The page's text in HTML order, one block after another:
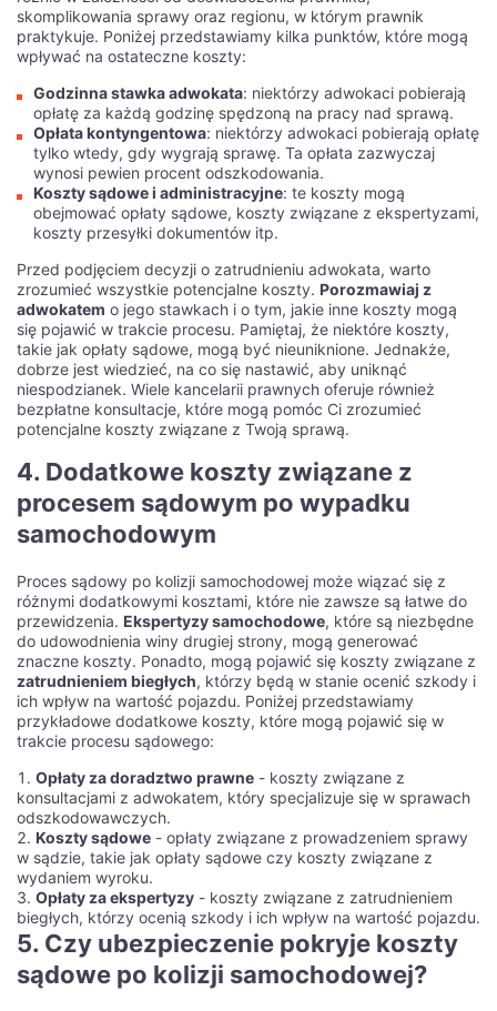
skomplikowania sprawy oraz regionu, w którym prawnik
praktykuje. Poniżej przedstawiamy kilka punktów, które mogą
wpływać na ostateczne koszty:
Godzinna stawka adwokata: niektórzy adwokaci pobierają
opłatę za każdą godzinę spędzoną na pracy nad sprawą.
Opłata kontyngentowa: niektórzy adwokaci pobierają opłatę
tylko wtedy, gdy wygrają sprawę. Ta opłata zazwyczaj
wynosi pewien procent odszkodowania.
Koszty sądowe i administracyjne: te koszty mogą
obejmować opłaty sądowe, koszty związane z ekspertyzami,
koszty przesyłki dokumentów itp.
Przed podjęciem decyzji o zatrudnieniu adwokata, warto
zrozumieć wszystkie potencjalne koszty. Porozmawiaj z
adwokatem o jego stawkach i o tym, jakie inne koszty mogą
się pojawić w trakcie procesu. Pamiętaj, że niektóre koszty,
takie jak opłaty sądowe, mogą być nieuniknione. Jednakże,
dobrze jest wiedzieć, na co się nastawić, aby uniknąć
niespodzianek. Wiele kancelarii prawnych oferuje również
bezpłatne konsultacje, które mogą pomóc Ci zrozumieć
potencjalne koszty związane z Twoją sprawą.
4. Dodatkowe koszty związane z
procesem sądowym po wypadku
samochodowym
Proces sądowy po kolizji samochodowej może wiązać się z
różnymi dodatkowymi kosztami, które nie zawsze są łatwe do
przewidzenia. Ekspertyzy samochodowe, które są niezbędne
do udowodnienia winy drugiej strony, mogą generować
znaczne koszty. Ponadto, mogą pojawić się koszty związane z
zatrudnieniem biegłych, którzy będą w stanie ocenić szkody i
ich wpływ na wartość pojazdu. Poniżej przedstawiamy
przykładowe dodatkowe koszty, które mogą pojawić się w
trakcie procesu sądowego:
Opłaty za doradztwo prawne - koszty związane z
konsultacjami z adwokatem, który specjalizuje się w sprawach
odszkodowawczych.
Koszty sądowe - opłaty związane z prowadzeniem sprawy
w sądzie, takie jak opłaty sądowe czy koszty związane z
wydaniem wyroku.
Opłaty za ekspertyzy - koszty związane z zatrudnieniem
biegłych, którzy ocenią szkody i ich wpływ na wartość pojazdu.
5. Czy ubezpieczenie pokryje koszty
sądowe po kolizji samochodowej?